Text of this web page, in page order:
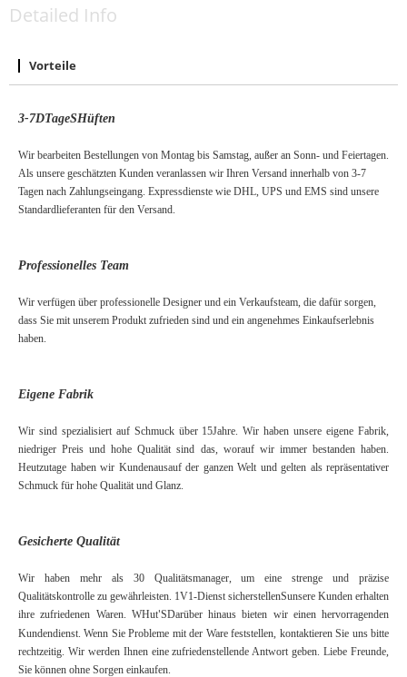
Detailed Info
Vorteile
3-7DTageSHüften
Wir bearbeiten Bestellungen von Montag bis Samstag, außer an Sonn- und Feiertagen.
Als unsere geschätzten Kunden veranlassen wir Ihren Versand innerhalb von 3-7
Tagen nach Zahlungseingang. Expressdienste wie DHL, UPS und EMS sind unsere
Standardlieferanten für den Versand.
Professionelles Team
Wir verfügen über professionelle Designer und ein Verkaufsteam, die dafür sorgen,
dass Sie mit unserem Produkt zufrieden sind und ein angenehmes Einkaufserlebnis
haben.
Eigene Fabrik
Wir sind spezialisiert auf Schmuck über 15Jahre. Wir haben unsere eigene Fabrik,
niedriger Preis und hohe Qualität sind das, worauf wir immer bestanden haben.
Heutzutage haben wir Kundenausauf der ganzen Welt und gelten als repräsentativer
Schmuck für hohe Qualität und Glanz.
Gesicherte Qualität
Wir haben mehr als 30 Qualitätsmanager, um eine strenge und präzise
Qualitätskontrolle zu gewährleisten. 1V1-Dienst sicherstellenSunsere Kunden erhalten
ihre zufriedenen Waren. WHut'SDarüber hinaus bieten wir einen hervorragenden
Kundendienst. Wenn Sie Probleme mit der Ware feststellen, kontaktieren Sie uns bitte
rechtzeitig. Wir werden Ihnen eine zufriedenstellende Antwort geben. Liebe Freunde,
Sie können ohne Sorgen einkaufen.